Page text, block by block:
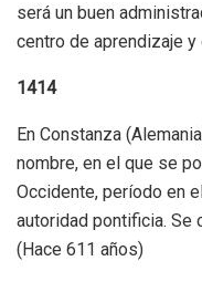
será un buen
centro de aprendizaje
1414
En Constanza
nombre, en el que se
Occidente, período en
autoridad pontificia. Se
(Hace 611 años)